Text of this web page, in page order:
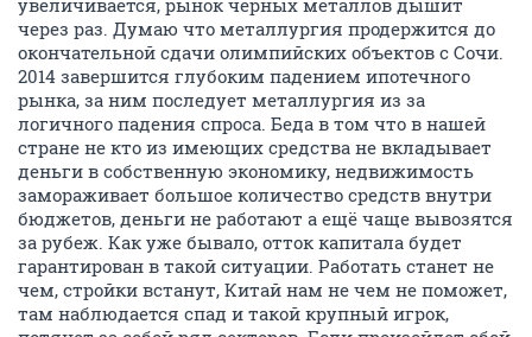
через раз. Думаю что металлургия продержится до
окончательной сдачи олимпийских объектов с Сочи.
2014 завершится глубоким падением ипотечного
рынка, за ним последует металлургия из за
логичного падения спроса. Беда в том что в нашей
стране не кто из имеющих средства не вкладывает
деньги в собственную экономику, недвижимость
замораживает большое количество средств внутри
бюджетов, деньги не работают а ещё чаще вывозятся
за рубеж. Как уже бывало, отток капитала будет
гарантирован в такой ситуации. Работать станет не
чем, стройки встанут, Китай нам не чем не поможет,
там наблюдается спад и такой крупный игрок,